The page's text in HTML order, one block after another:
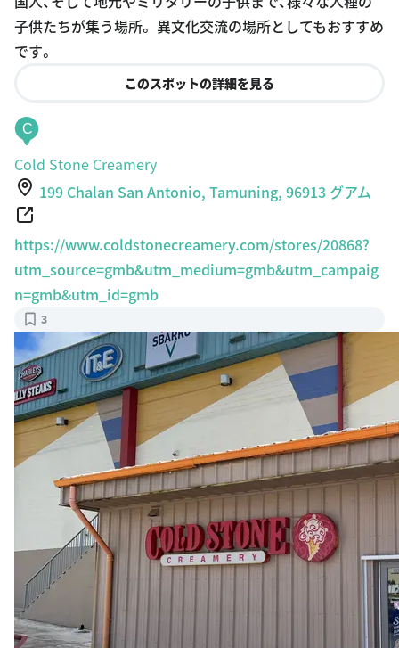
子供たちが集う場所。 異文化交流の場所としてもおすすめ
です。
このスポットの詳細を見る
C
Cold Stone Creamery
199 Chalan San Antonio, Tamuning, 96913 グアム
https://www.coldstonecreamery.com/stores/20868?
utm_source=gmb&utm_medium=gmb&utm_campaig
n=gmb&utm_id=gmb
3